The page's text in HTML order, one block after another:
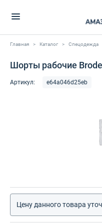
Главная > Каталог > Спецодежда
Шорты рабочие
Артикул: e64a046d25eb
Цену данного товара